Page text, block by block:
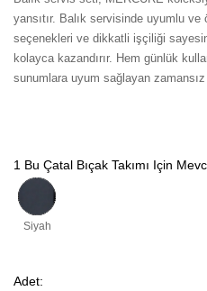
yansıtır. Balık servisinde uyumlu
seçenekleri ve dikkatli işçiliği
kolayca kazandırır. Hem günlük
sunumlara uyum sağlayan zamansız
1 Bu Çatal Bıçak Takımı Için
Siyah
Adet: